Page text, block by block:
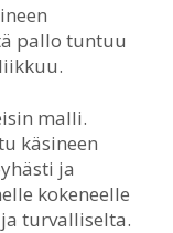
pallo tuntuu
malli.
käsineen
ja
kokeneelle
turvalliselta.